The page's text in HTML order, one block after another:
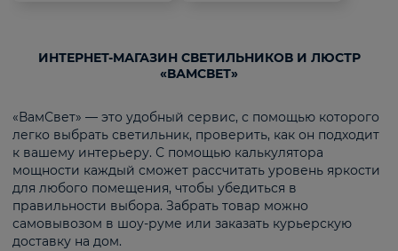
ИНТЕРНЕТ-МАГАЗИН СВЕТИЛЬНИКОВ И ЛЮСТР
«ВАМСВЕТ»
«ВамСвет» — это удобный сервис, с помощью которого
легко выбрать светильник, проверить, как он подходит
к вашему интерьеру. С помощью калькулятора
мощности каждый сможет рассчитать уровень яркости
для любого помещения, чтобы убедиться в
правильности выбора. Забрать товар можно
самовывозом в шоу-руме или заказать курьерскую
доставку на дом.